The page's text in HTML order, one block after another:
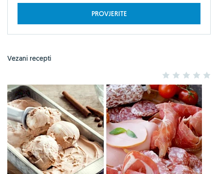
PROVJERITE
Vezani recepti
2 3 4